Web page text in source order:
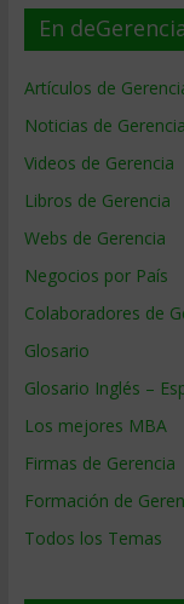
En
Artículos de
Noticias de Gerencia
Videos de Gerencia
Libros de Gerencia
Webs de Gerencia
Negocios por País
Colaboradores de
Glosario
Glosario Inglés –
Los mejores MBA
Firmas de Gerencia
Formación de
Todos los Temas